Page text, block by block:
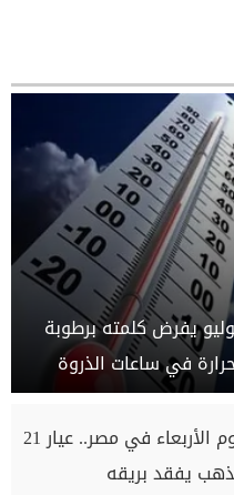
يفرض كلمته برطوبة
في ساعات الذروة
أسعار الذهب اليوم الأربعاء في مصر.. عيار 21
يفقد بريقه